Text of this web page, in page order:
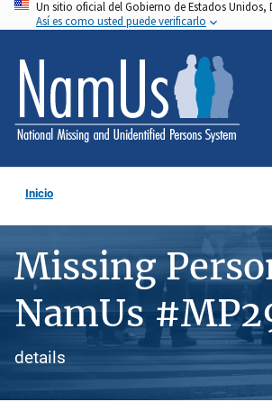
Pasar
al
contenido
principal
Un sitio oficial del Gobierno de Estados Unidos,
Así es como usted puede verificarlo
Inicio
Missing
NamUs
details